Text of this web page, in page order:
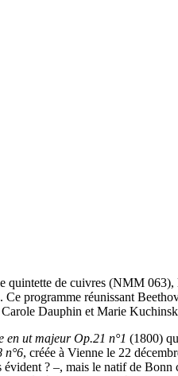
de cuivres (NMM
Ce programme réunissant
Dauphin et Marie
en ut majeur Op.21 n°1 (1800)
n°6, créée à Vienne le 22
? –, mais le natif de Bonn